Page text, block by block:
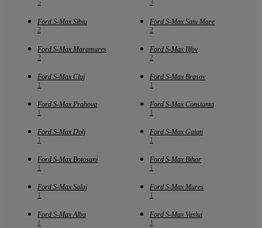
5
3
Ford S-Max Sibiu
2
Ford S-Max Satu Mare
2
Ford S-Max Maramures
2
Ford S-Max Ilfov
2
Ford S-Max Cluj
1
Ford S-Max Brasov
1
Ford S-Max Prahova
1
Ford S-Max Constanta
1
Ford S-Max Dolj
1
Ford S-Max Galati
1
Ford S-Max Botosani
1
Ford S-Max Bihor
1
Ford S-Max Salaj
1
Ford S-Max Mures
1
Ford S-Max Alba
1
Ford S-Max Vaslui
1